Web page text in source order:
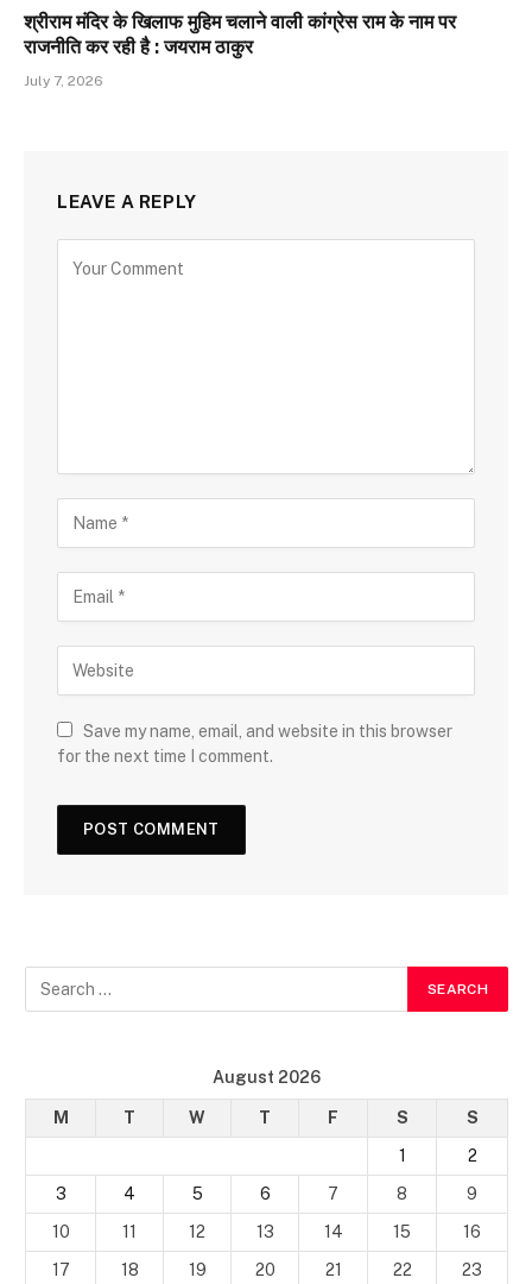
श्रीराम मंदिर के खिलाफ मुहिम चलाने वाली कांग्रेस राम के नाम पर
राजनीति कर रही है : जयराम ठाकुर
July 7, 2026
LEAVE A REPLY
Save my name, email, and website in this browser
for the next time I comment.
August 2026
M T W T F S
S
1
2
3
4 5 6 7 8
9
10
11 12 13 14 15
16
17
18 19 20 21 22
23